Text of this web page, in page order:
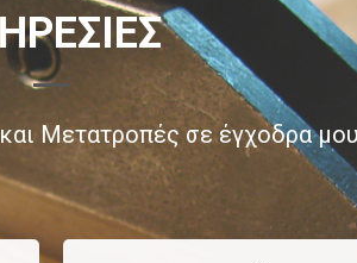
Μετατροπές σε έγχοδρα